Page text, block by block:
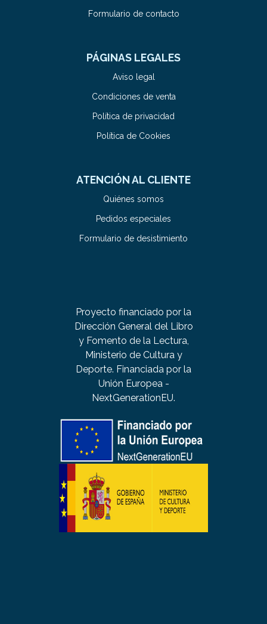
Formulario de contacto
PÁGINAS LEGALES
Aviso legal
Condiciones de venta
Política de privacidad
Política de Cookies
ATENCIÓN AL CLIENTE
Quiénes somos
Pedidos especiales
Formulario de desistimiento
Proyecto financiado por la
Dirección General del Libro
y Fomento de la Lectura,
Ministerio de Cultura y
Deporte. Financiada por la
Unión Europea -
NextGenerationEU.